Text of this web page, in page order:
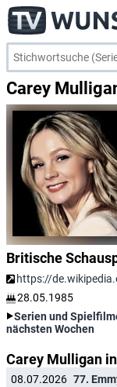
Carey
Britische
https://
28.05.1985
Serien und
nächsten Wochen
Carey Mulligan
08.07.2026 77.